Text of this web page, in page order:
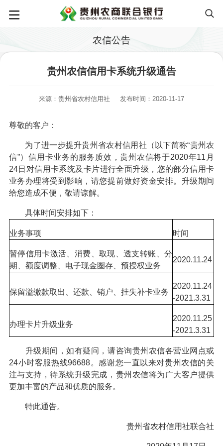
农信公告
贵州农信信用卡系统升级通告
来源：贵州省农村信用社 发布时间：2020-11-17
尊敬的客户：
为了进一步提升贵州省农村信用社（以下简称“贵州农
信”）信用卡业务的服务质效，贵州农信将于2020年11月
24日对信用卡系统及卡片进行全面升级，您的部分信用卡
业务办理将受到影响，请您提前做好资金安排。升级期间
给您造成不便，敬请谅解。
具体时间安排如下：
业务事项 时间
暂停信用卡激活、消费、取现、透支转账、分
期、额度调整、电子现金圈存、预授权业务
2020.11.24
保留溢缴款取出、还款、销户、挂失补卡业务
2020.11.24
-2021.3.31
办理卡片升级业务
2020.11.25
-2021.3.31
升级期间，如有疑问，请咨询贵州农信各营业网点或
24小时客服热线96688。感谢您一直以来对贵州农信的关
注与支持，待系统升级完成，贵州农信将为广大客户提供
更加丰富的产品和优质的服务。
特此通告。
贵州省农村信用社联合社